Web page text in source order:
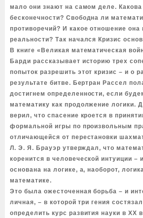
мало они знают на самом деле. Какова
бесконечности? Свободна ли
противоречий? И какое отношение она
реальности? Так начался Кризис
В книге «Великая математическая
Барди рассказывает историю трех
попыток разрешить этот кризис – и о
результате битве. Бертран Рассел
достигнем определенности, если
математику как продолжение логики.
верил, что спасение кроется в
формальной игры по произвольным
отличающейся от перестановки
Л. Э. Я. Брауэр утверждал, что
коренится в человеческой интуиции –
основана на логике, а, наоборот,
математике.
Это была ожесточенная борьба – и
личная, – в которой три гения
определить курс развития науки в XX